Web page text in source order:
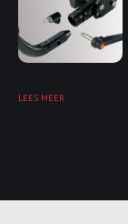
LEES MEER